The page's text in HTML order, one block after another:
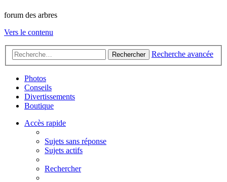
forum des arbres
Vers le contenu
Rechercher Recherche avancée
Photos
Conseils
Divertissements
Boutique
Accès rapide
Sujets sans réponse
Sujets actifs
Rechercher